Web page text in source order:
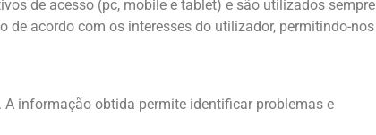
de acesso (pc, mobile e tablet) e são utilizados sempre
acordo com os interesses do utilizador, permitindo-nos
informação obtida permite identificar problemas e